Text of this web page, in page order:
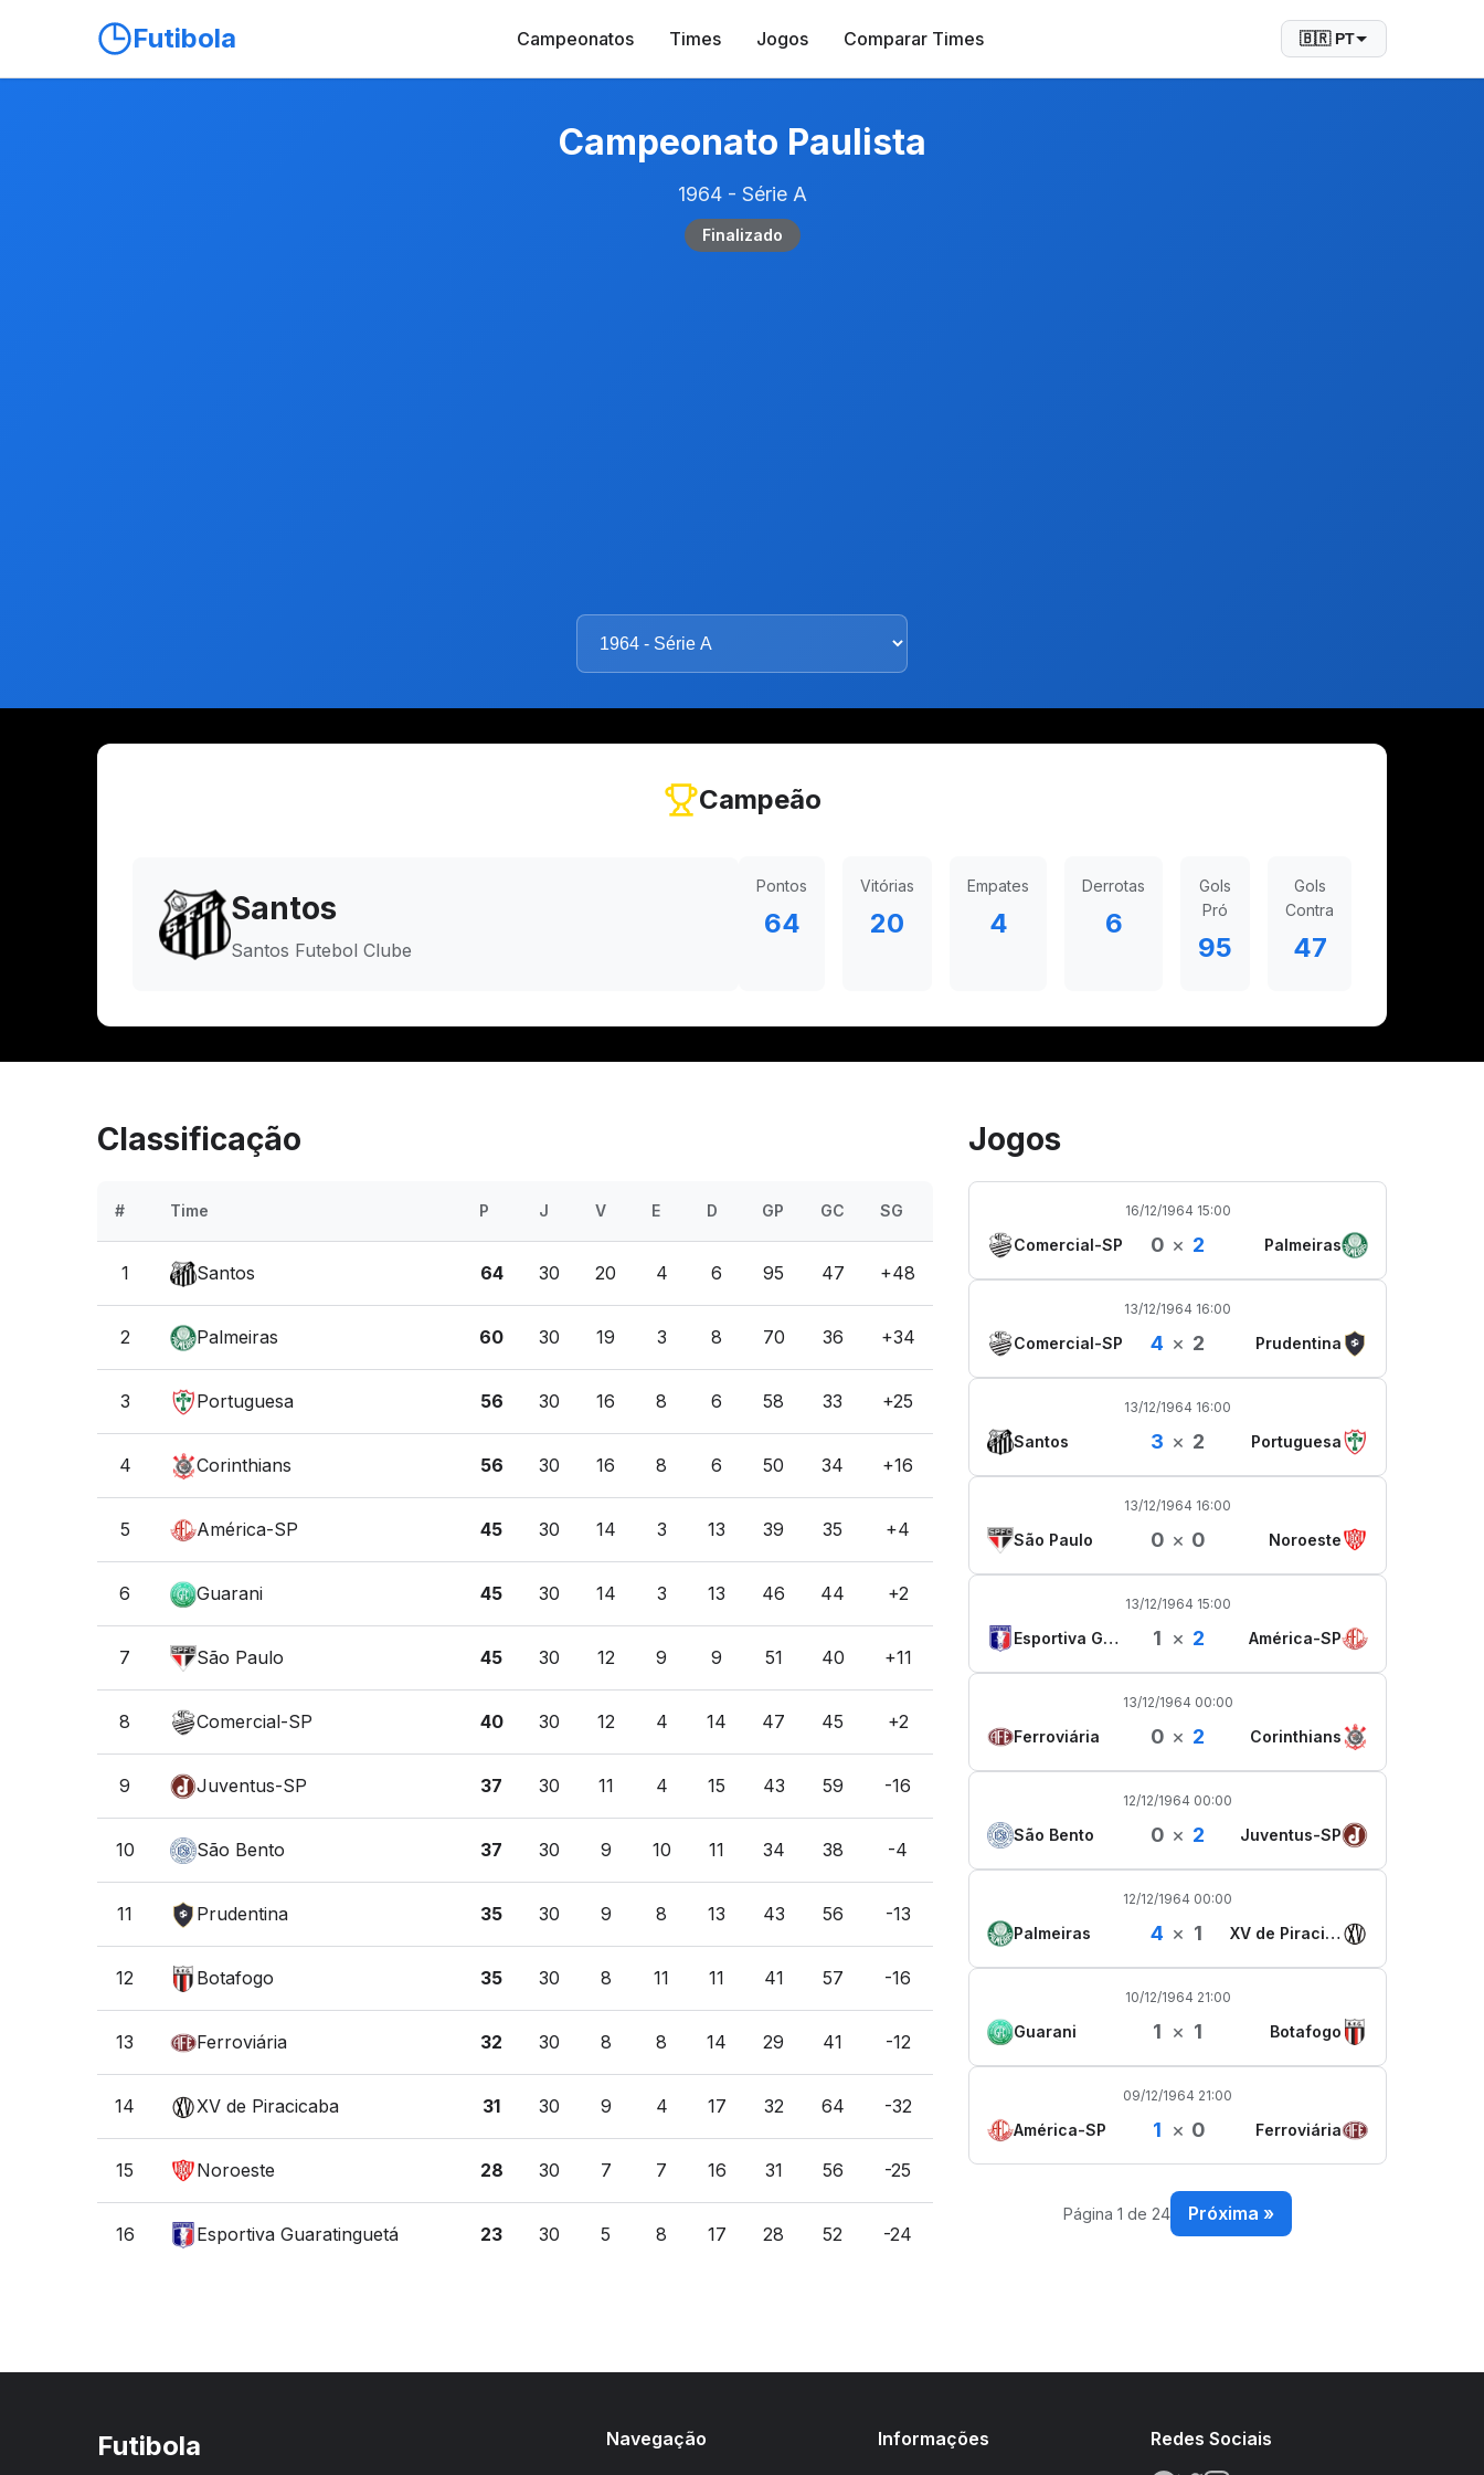
Futibola Campeonatos Times Jogos Comparar Times 🇧🇷 PT
Campeonato Paulista
1964 - Série A
Finalizado
Campeão
Santos
Santos Futebol Clube
Pontos
64
Vitórias
20
Empates
4
Derrotas
6
Gols
Pró
95
Gols
Contra
47
Classificação
# Time P J V E D GP GC SG
1 Santos 64 30 20 4 6 95 47 +48
2 Palmeiras 60 30 19 3 8 70 36 +34
3 Portuguesa 56 30 16 8 6 58 33 +25
4 Corinthians 56 30 16 8 6 50 34 +16
5 América-SP 45 30 14 3 13 39 35 +4
6 Guarani 45 30 14 3 13 46 44 +2
7 São Paulo 45 30 12 9 9 51 40 +11
8 Comercial-SP 40 30 12 4 14 47 45 +2
9 Juventus-SP 37 30 11 4 15 43 59 -16
10 São Bento 37 30 9 10 11 34 38 -4
11 Prudentina 35 30 9 8 13 43 56 -13
12 Botafogo 35 30 8 11 11 41 57 -16
13 Ferroviária 32 30 8 8 14 29 41 -12
14 XV de Piracicaba 31 30 9 4 17 32 64 -32
15 Noroeste 28 30 7 7 16 31 56 -25
16 Esportiva Guaratinguetá 23 30 5 8 17 28 52 -24
Jogos
16/12/1964 15:00
Comercial-SP 0 × 2 Palmeiras
13/12/1964 16:00
Comercial-SP 4 × 2 Prudentina
13/12/1964 16:00
Santos 3 × 2 Portuguesa
13/12/1964 16:00
São Paulo 0 × 0 Noroeste
13/12/1964 15:00
Esportiva Guaratinguetá 1 × 2 América-SP
13/12/1964 00:00
Ferroviária 0 × 2 Corinthians
12/12/1964 00:00
São Bento 0 × 2 Juventus-SP
12/12/1964 00:00
Palmeiras 4 × 1 XV de Piracicaba
10/12/1964 21:00
Guarani 1 × 1 Botafogo
09/12/1964 21:00
América-SP 1 × 0 Ferroviária
Página 1 de 24 Próxima »
Futibola Navegação Informações Redes Sociais